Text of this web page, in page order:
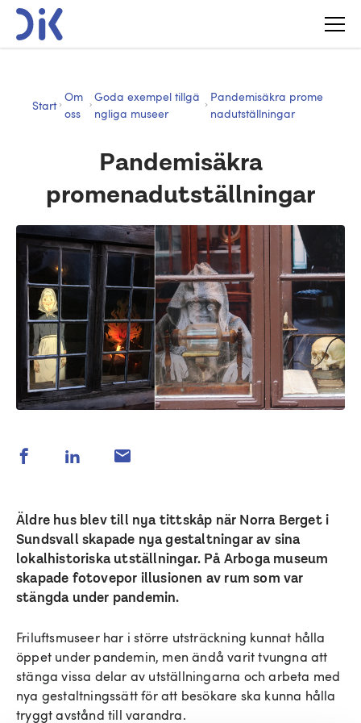
Start
Om
oss
Goda exempel tillgä
ngliga museer
Pandemisäkra prome
nadutställningar
Pandemisäkra
promenadutställningar
Äldre hus blev till nya tittskåp när Norra Berget i
Sundsvall skapade nya gestaltningar av sina
lokalhistoriska utställningar. På Arboga museum
skapade fotovepor illusionen av rum som var
stängda under pandemin.
Friluftsmuseer har i större utsträckning kunnat hålla
öppet under pandemin, men ändå varit tvungna att
stänga vissa delar av utställningarna och arbeta med
nya gestaltningssätt för att besökare ska kunna hålla
tryggt avstånd till varandra.